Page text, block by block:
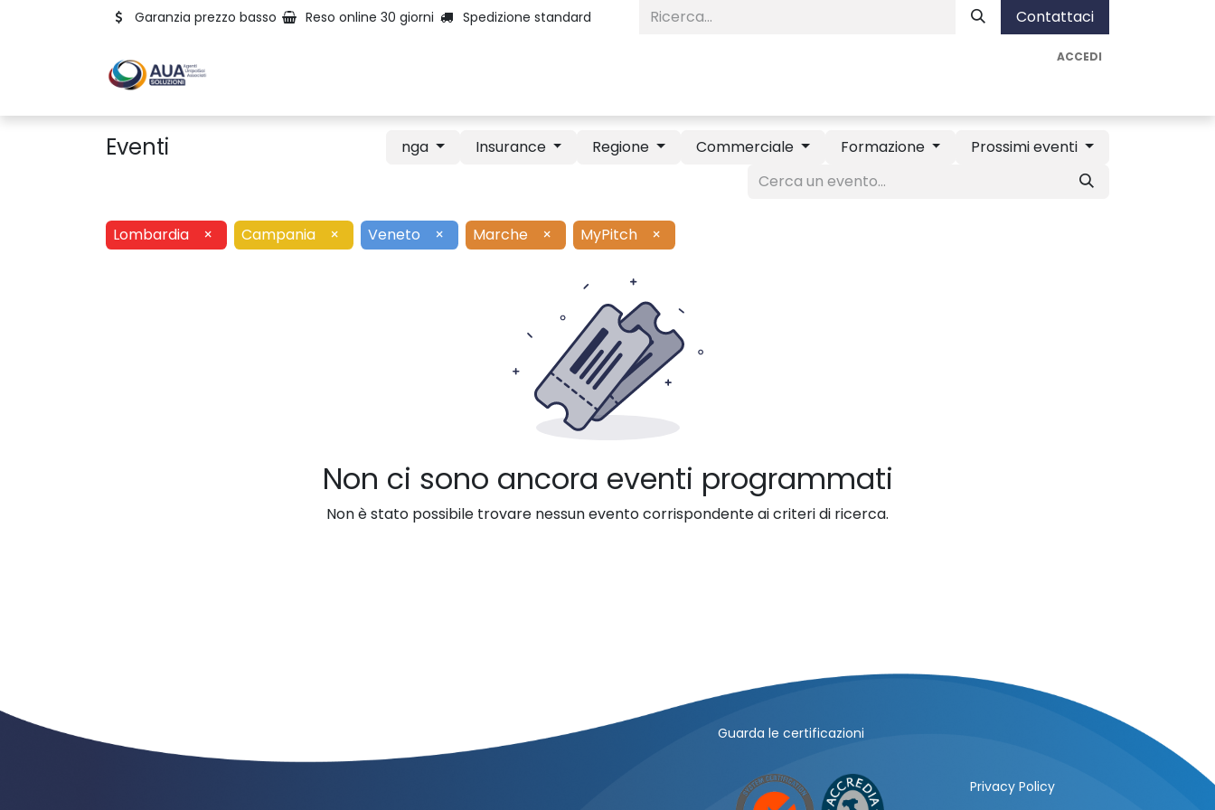
Garanzia prezzo basso Reso online 30 giorni Spedizione standard Contattaci
ACCEDI
Eventi nga Insurance Regione Commerciale Formazione Prossimi eventi
Lombardia × Campania × Veneto × Marche × MyPitch ×
Non ci sono ancora eventi programmati
Non è stato possibile trovare nessun evento corrispondente ai criteri di ricerca.
Privacy Policy
Guarda le certificazioni